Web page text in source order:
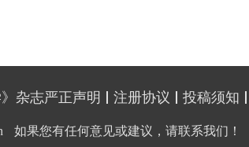
》杂志严正声明 注册协议 投稿须知
如果您有任何意见或建议，请联系我们！